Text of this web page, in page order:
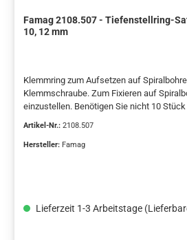
Famag 2108.507 - Tiefenstellring-
10, 12 mm
Klemmring zum Aufsetzen auf
Klemmschraube. Zum Fixieren auf
einzustellen. Benötigen Sie nicht 10
wir die Sätze 2108.505 und 2108.507. Ø 3
Spiralbohrer angegeben.
Artikel-Nr.: 2108.507
Hersteller: Famag
Lieferzeit 1-3 Arbeitstage